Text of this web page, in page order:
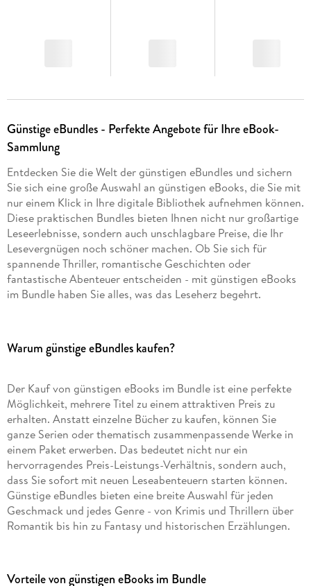
Günstige eBundles - Perfekte Angebote für Ihre eBook-
Sammlung
Entdecken Sie die Welt der günstigen eBundles und sichern
Sie sich eine große Auswahl an günstigen eBooks, die Sie mit
nur einem Klick in Ihre digitale Bibliothek aufnehmen können.
Diese praktischen Bundles bieten Ihnen nicht nur großartige
Leseerlebnisse, sondern auch unschlagbare Preise, die Ihr
Lesevergnügen noch schöner machen. Ob Sie sich für
spannende Thriller, romantische Geschichten oder
fantastische Abenteuer entscheiden - mit günstigen eBooks
im Bundle haben Sie alles, was das Leseherz begehrt.
Warum günstige eBundles kaufen?
Der Kauf von günstigen eBooks im Bundle ist eine perfekte
Möglichkeit, mehrere Titel zu einem attraktiven Preis zu
erhalten. Anstatt einzelne Bücher zu kaufen, können Sie
ganze Serien oder thematisch zusammenpassende Werke in
einem Paket erwerben. Das bedeutet nicht nur ein
hervorragendes Preis-Leistungs-Verhältnis, sondern auch,
dass Sie sofort mit neuen Leseabenteuern starten können.
Günstige eBundles bieten eine breite Auswahl für jeden
Geschmack und jedes Genre - von Krimis und Thrillern über
Romantik bis hin zu Fantasy und historischen Erzählungen.
Vorteile von günstigen eBooks im Bundle